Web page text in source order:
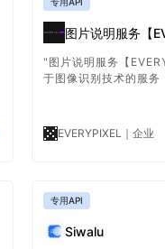
图片说明服务【
"图片说明服务【
于图像识别技术的服务
助用户快速获取图像的
展示，提升用户体验。
EVERYPIXEL ｜企业
专用API
Siwalu